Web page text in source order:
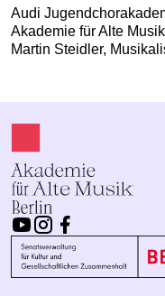
Audi
Akademie für Alte
Martin Steidler,